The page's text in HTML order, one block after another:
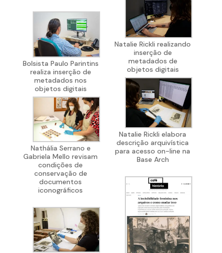
Bolsista Paulo Parintins
realiza inserção de
metadados nos
objetos digitais
Nathália Serrano e
Gabriela Mello revisam
condições de
conservação de
documentos
iconográficos
Natalie Rickli realizando
inserção de
metadados de
objetos digitais
Natalie Rickli elabora
descrição arquivística
para acesso on-line na
Base Arch